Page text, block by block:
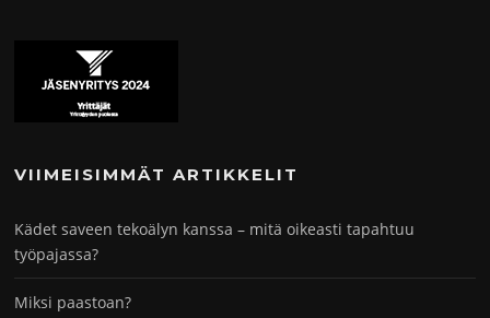
VIIMEISIMMÄT ARTIKKELIT
Kädet saveen tekoälyn kanssa – mitä oikeasti tapahtuu
työpajassa?
Miksi paastoan?